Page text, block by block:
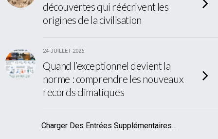
découvertes qui réécrivent les
origines de la civilisation
24 JUILLET 2026
Quand l’exceptionnel devient la
norme : comprendre les nouveaux
records climatiques
Charger Des Entrées Supplémentaires…